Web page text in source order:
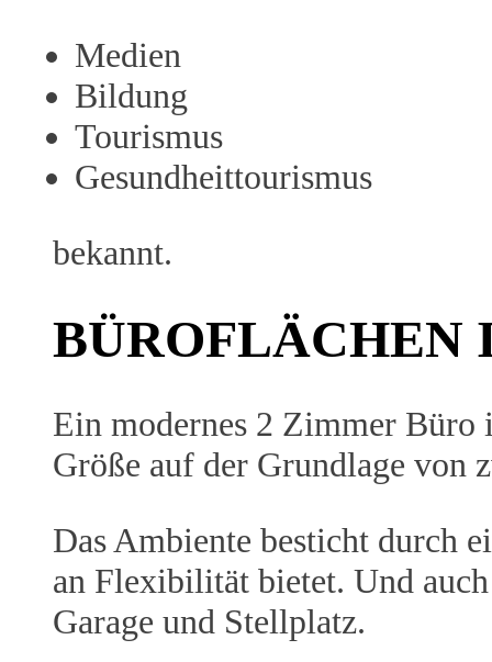
Medien
Bildung
Tourismus
Gesundheittourismus
bekannt.
BÜROFLÄCHEN
Ein modernes 2 Zimmer Büro
Größe auf der Grundlage von
Das Ambiente besticht durch
an Flexibilität bietet. Und
Garage und Stellplatz.